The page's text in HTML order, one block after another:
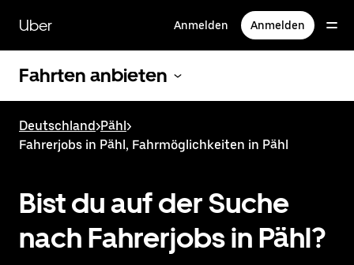
zum
Hauptinhalt
Uber Anmelden Anmelden
Fahrten anbieten
Deutschland>Pähl>
Fahrerjobs in Pähl, Fahrmöglichkeiten in Pähl
Bist du auf der Suche
nach Fahrerjobs in Pähl?